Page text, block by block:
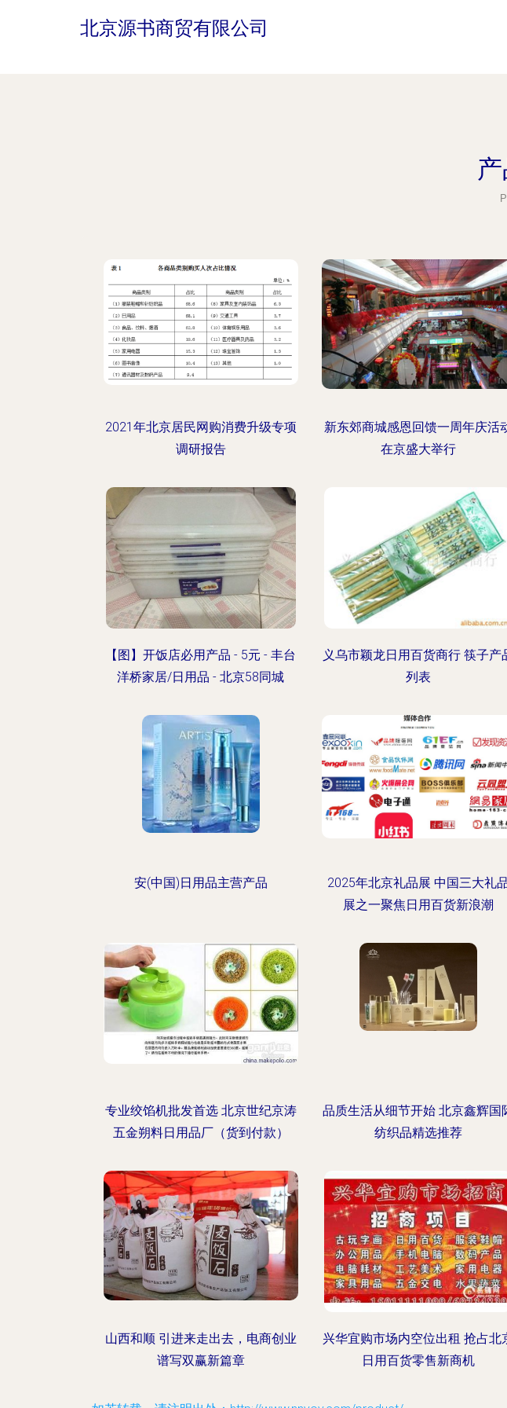
北京源书商贸有限公司
2021年北京居民网购消费升级专项
调研报告
新东郊商城感恩回馈一周年庆活
在京盛大举行
【图】开饭店必用产品 - 5元 - 丰台
洋桥家居/日用品 - 北京58同城
义乌市颖龙日用百货商行 筷子产
列表
安(中国)日用品主营产品
2025年北京礼品展 中国三大礼
展之一聚焦日用百货新浪潮
专业绞馅机批发首选 北京世纪京涛
五金朔料日用品厂（货到付款）
品质生活从细节开始 北京鑫辉国
纺织品精选推荐
山西和顺 引进来走出去，电商创业
谱写双赢新篇章
兴华宜购市场内空位出租 抢占北
日用百货零售新商机